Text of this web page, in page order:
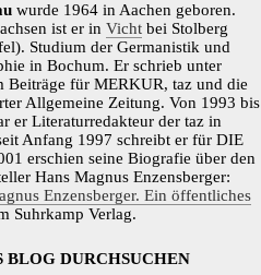
wurde 1964 in Aachen geboren.
ist er in Vicht bei Stolberg
Studium der Germanistik und
in Bochum. Er schrieb unter
Beiträge für MERKUR, taz und die
Allgemeine Zeitung. Von 1993 bis
er Literaturredakteur der taz in
Anfang 1997 schreibt er für DIE
erschien seine Biografie über den
Hans Magnus Enzensberger:
Enzensberger. Ein öffentliches
Suhrkamp Verlag.
BLOG DURCHSUCHEN